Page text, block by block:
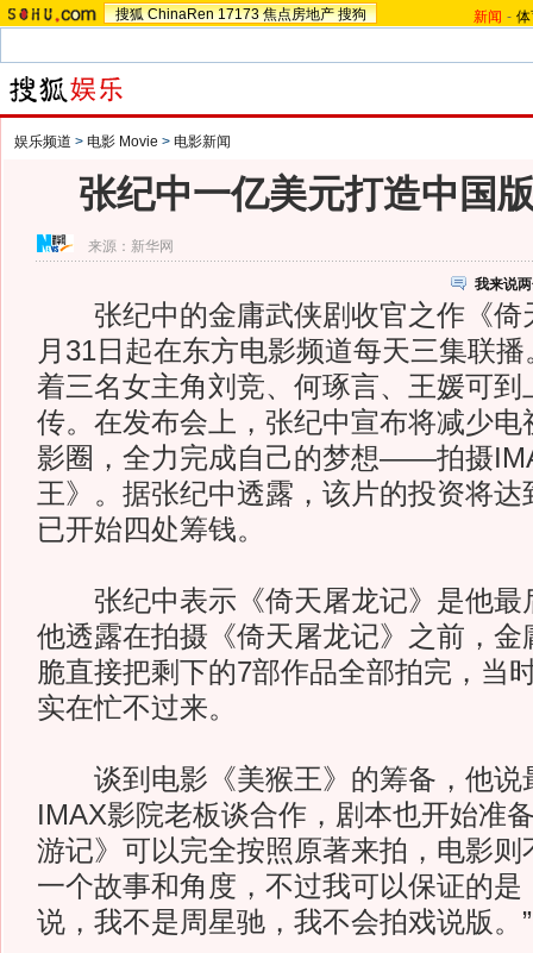
搜狐 ChinaRen 17173 焦点房地产 搜狗 新闻 -
娱乐频道 > 电影 Movie > 电影新闻
张纪中一亿美元打造中国
来源： 新华网
我来说
张纪中的金庸武侠剧收官之作《倚
月31日起在东方电影频道每天三集联
着三名女主角刘竞、何琢言、王媛可到
传。在发布会上，张纪中宣布将减少电
影圈，全力完成自己的梦想——拍摄
王》。据张纪中透露，该片的投资将
已开始四处筹钱。
张纪中表示《倚天屠龙记》是他最
他透露在拍摄《倚天屠龙记》之前，金
脆直接把剩下的7部作品全部拍完，当
实在忙不过来。
谈到电影《美猴王》的筹备，他说
IMAX影院老板谈合作，剧本也开始准
游记》可以完全按照原著来拍，电影则
一个故事和角度，不过我可以保证的是
说，我不是周星驰，我不会拍戏说版。